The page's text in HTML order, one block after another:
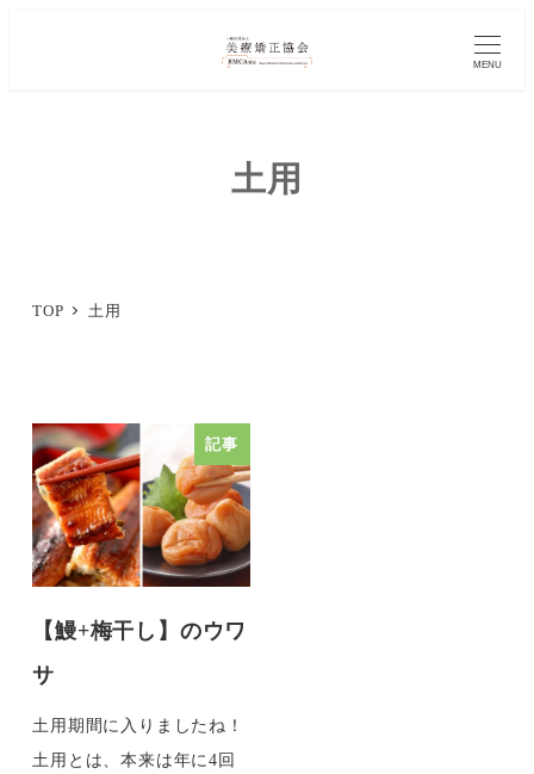
MENU
土用
TOP 土用
記事
【鰻+梅干し】のウワ
サ
土用期間に入りましたね！
土用とは、本来は年に4回